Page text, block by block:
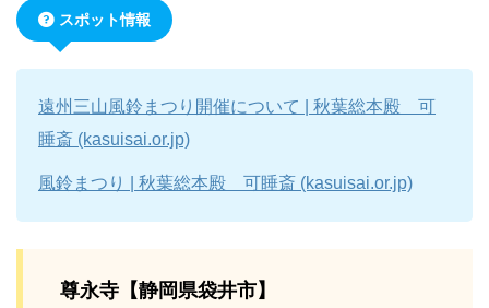
スポット情報
遠州三山風鈴まつり開催について | 秋葉総本殿 可
睡斎 (kasuisai.or.jp)
風鈴まつり | 秋葉総本殿 可睡斎 (kasuisai.or.jp)
尊永寺【静岡県袋井市】